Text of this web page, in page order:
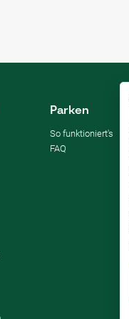
Parken
So funktioniert's
FAQ